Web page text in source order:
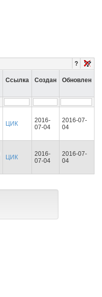
?
Ссылка Создан Обновлен
ЦИК
2016-
07-04
2016-07-
04
ЦИК
2016-
07-04
2016-07-
04